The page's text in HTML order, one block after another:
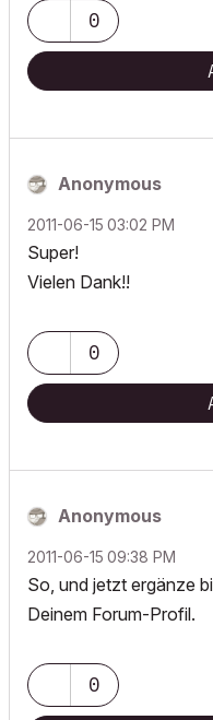
0
Anonymous
‎2011-06-15 03:02 PM
Super!
Vielen Dank!!
0
Anonymous
‎2011-06-15 09:38 PM
So, und jetzt ergänze
Deinem Forum-Profil.
0